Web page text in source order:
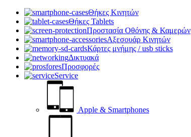
Θήκες Κινητών
Θήκες Tablets
Προστασία Οθόνης & Καμερών
Αξεσουάρ Κινητών
Κάρτες μνήμης / usb sticks
Δικτυακά
Προσφορές
Service
Apple & Smartphones